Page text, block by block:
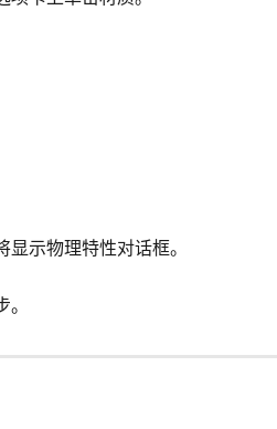
示物理特性对话框。